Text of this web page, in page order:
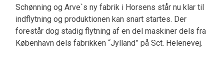
Schønning og Arve`s ny fabrik i Horsens står nu klar til
indflytning og produktionen kan snart startes. Der
forestår dog stadig flytning af en del maskiner dels fra
København dels fabrikken “Jylland” på Sct. Helenevej.